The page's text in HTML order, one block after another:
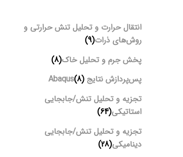
انتقال حرارت و تحلیل تنش حرارتی و
روش‌های ذرات(9)
پخش جرم و تحلیل خاک(8)
پس‌پردازش نتایج Abaqus (8)
تجزیه و تحلیل تنش/جابجایی
استاتیکی(64)
تجزیه و تحلیل تنش/جابجایی
دینامیکی(28)